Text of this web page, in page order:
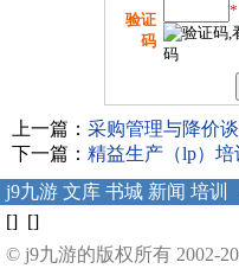
验证
码
*
上一篇： 采购管理与降价
下一篇： 精益生产（lp）培
j9九游 文库 书城 新闻 培训
[] []
© j9九游的版权所有 2002-